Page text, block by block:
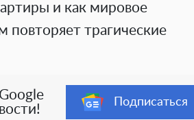
и как мировое
повторяет трагические
Подписаться